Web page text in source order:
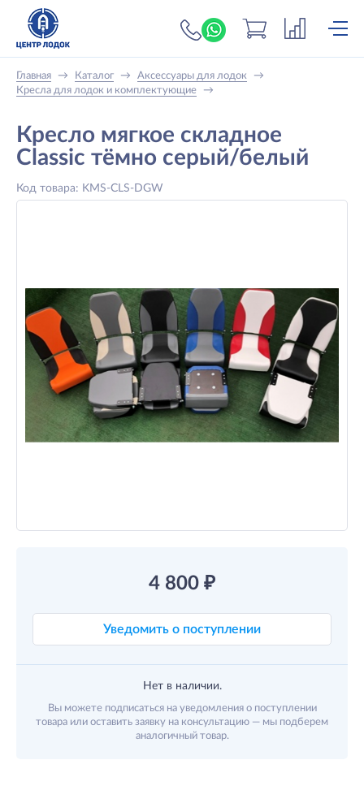
+7 (919) 698-56-
Главная → Каталог → Аксессуары для лодок
→
Кресла для лодок и комплектующие
→
Кресло мягкое складное
Classic тёмно серый/белый
Код товара: KMS-CLS-DGW
4 800 ₽
Уведомить о поступлении
Нет в наличии.
Вы можете подписаться на уведомления о поступлении
товара или оставить заявку на консультацию — мы подберем
аналогичный товар.